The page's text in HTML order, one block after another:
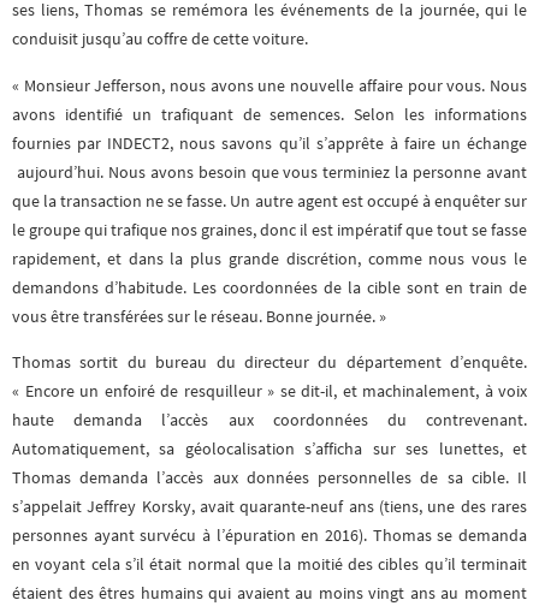
ses liens, Thomas se remémora les événements de la journée, qui le
conduisit jusqu’au coffre de cette voiture.
« Monsieur Jefferson, nous avons une nouvelle affaire pour vous. Nous
avons identifié un trafiquant de semences. Selon les informations
fournies par INDECT2, nous savons qu’il s’apprête à faire un échange
aujourd’hui. Nous avons besoin que vous terminiez la personne avant
que la transaction ne se fasse. Un autre agent est occupé à enquêter sur
le groupe qui trafique nos graines, donc il est impératif que tout se fasse
rapidement, et dans la plus grande discrétion, comme nous vous le
demandons d’habitude. Les coordonnées de la cible sont en train de
vous être transférées sur le réseau. Bonne journée. »
Thomas sortit du bureau du directeur du département d’enquête.
« Encore un enfoiré de resquilleur » se dit-il, et machinalement, à voix
haute demanda l’accès aux coordonnées du contrevenant.
Automatiquement, sa géolocalisation s’afficha sur ses lunettes, et
Thomas demanda l’accès aux données personnelles de sa cible. Il
s’appelait Jeffrey Korsky, avait quarante-neuf ans (tiens, une des rares
personnes ayant survécu à l’épuration en 2016). Thomas se demanda
en voyant cela s’il était normal que la moitié des cibles qu’il terminait
étaient des êtres humains qui avaient au moins vingt ans au moment